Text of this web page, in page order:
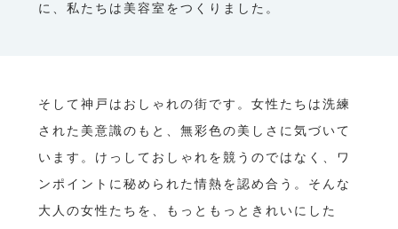
に、私たちは美容室をつくりました。
そして神戸はおしゃれの街です。女性たちは洗練
された美意識のもと、無彩色の美しさに気づいて
います。けっしておしゃれを競うのではなく、ワ
ンポイントに秘められた情熱を認め合う。そんな
大人の女性たちを、もっともっときれいにした